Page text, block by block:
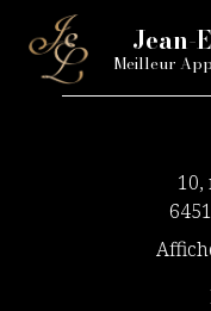
Jean-
Meilleur
10,